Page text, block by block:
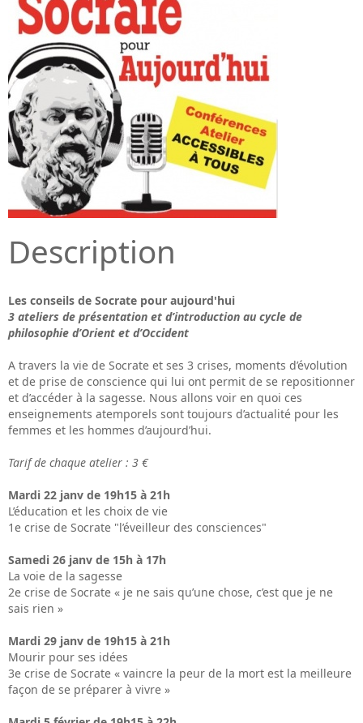
Description
Les conseils de Socrate pour aujourd'hui
3 ateliers de présentation et d’introduction au cycle de
philosophie d’Orient et d’Occident
A travers la vie de Socrate et ses 3 crises, moments d’évolution
et de prise de conscience qui lui ont permit de se repositionner
et d’accéder à la sagesse. Nous allons voir en quoi ces
enseignements atemporels sont toujours d’actualité pour les
femmes et les hommes d’aujourd’hui.
Tarif de chaque atelier : 3 €
Mardi 22 janv de 19h15 à 21h
L’éducation et les choix de vie
1e crise de Socrate "l’éveilleur des consciences"
Samedi 26 janv de 15h à 17h
La voie de la sagesse
2e crise de Socrate « je ne sais qu’une chose, c’est que je ne
sais rien »
Mardi 29 janv de 19h15 à 21h
Mourir pour ses idées
3e crise de Socrate « vaincre la peur de la mort est la meilleure
façon de se préparer à vivre »